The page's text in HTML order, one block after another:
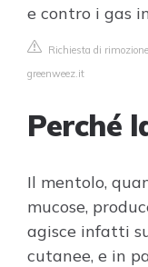
e contro i gas
Richiesta di
greenweez.it
Perché
Il mentolo,
mucose,
agisce infatti
cutanee, e in